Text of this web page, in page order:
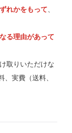
れかをもって
る理由があって
取りいただけな
実費（送料、